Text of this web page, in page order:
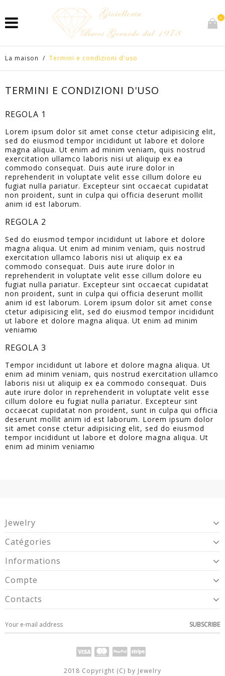
0
La maison / Termini e condizioni d'uso
TERMINI E CONDIZIONI D'USO
REGOLA 1
Lorem ipsum dolor sit amet conse ctetur adipisicing elit,
sed do eiusmod tempor incididunt ut labore et dolore
magna aliqua. Ut enim ad minim veniam, quis nostrud
exercitation ullamco laboris nisi ut aliquip ex ea
commodo consequat. Duis aute irure dolor in
reprehenderit in voluptate velit esse cillum dolore eu
fugiat nulla pariatur. Excepteur sint occaecat cupidatat
non proident, sunt in culpa qui officia deserunt mollit
anim id est laborum.
REGOLA 2
Sed do eiusmod tempor incididunt ut labore et dolore
magna aliqua. Ut enim ad minim veniam, quis nostrud
exercitation ullamco laboris nisi ut aliquip ex ea
commodo consequat. Duis aute irure dolor in
reprehenderit in voluptate velit esse cillum dolore eu
fugiat nulla pariatur. Excepteur sint occaecat cupidatat
non proident, sunt in culpa qui officia deserunt mollit
anim id est laborum. Lorem ipsum dolor sit amet conse
ctetur adipisicing elit, sed do eiusmod tempor incididunt
ut labore et dolore magna aliqua. Ut enim ad minim
veniamю
REGOLA 3
Tempor incididunt ut labore et dolore magna aliqua. Ut
enim ad minim veniam, quis nostrud exercitation ullamco
laboris nisi ut aliquip ex ea commodo consequat. Duis
aute irure dolor in reprehenderit in voluptate velit esse
cillum dolore eu fugiat nulla pariatur. Excepteur sint
occaecat cupidatat non proident, sunt in culpa qui officia
deserunt mollit anim id est laborum. Lorem ipsum dolor
sit amet conse ctetur adipisicing elit, sed do eiusmod
tempor incididunt ut labore et dolore magna aliqua. Ut
enim ad minim veniamю
Jewelry
Catégories
Informations
Compte
Contacts
2018 Copyright (C) by Jewelry
SUBSCRIBE